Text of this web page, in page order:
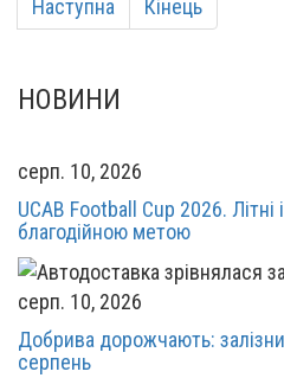
Наступна
Кінець
НОВИНИ
серп. 10, 2026
UCAB Football Cup 2026. Літні
благодійною метою
серп. 10, 2026
Добрива дорожчають:
серпень